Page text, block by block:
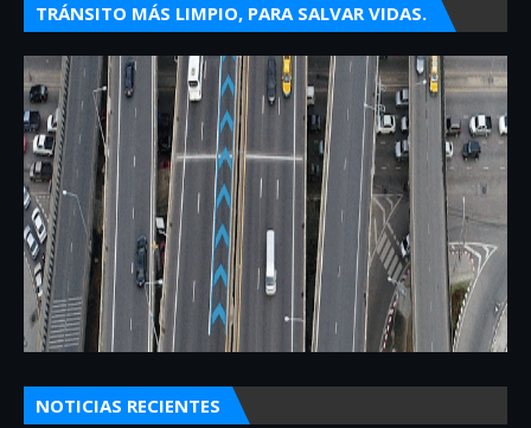
TRÁNSITO MÁS LIMPIO, PARA SALVAR VIDAS.
NOTICIAS RECIENTES